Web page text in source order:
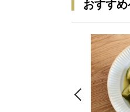
おすす